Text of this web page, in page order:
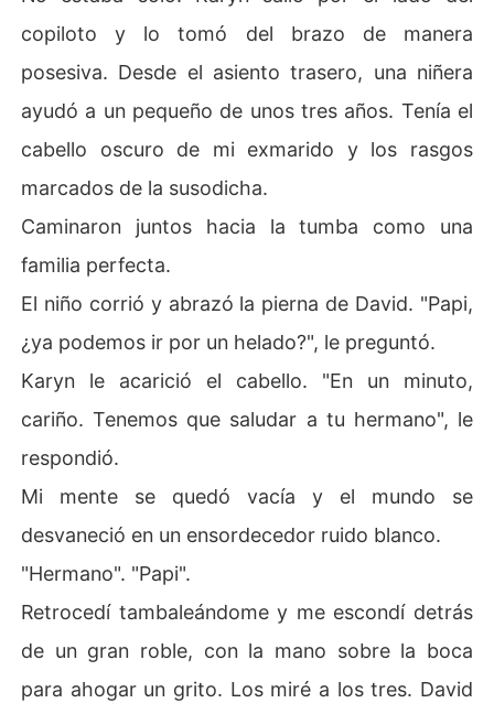
copiloto y lo tomó del brazo de manera
posesiva. Desde el asiento trasero, una niñera
ayudó a un pequeño de unos tres años. Tenía el
cabello oscuro de mi exmarido y los rasgos
marcados de la susodicha.
Caminaron juntos hacia la tumba como una
familia perfecta.
El niño corrió y abrazó la pierna de David. "Papi,
¿ya podemos ir por un helado?", le preguntó.
Karyn le acarició el cabello. "En un minuto,
cariño. Tenemos que saludar a tu hermano", le
respondió.
Mi mente se quedó vacía y el mundo se
desvaneció en un ensordecedor ruido blanco.
"Hermano". "Papi".
Retrocedí tambaleándome y me escondí detrás
de un gran roble, con la mano sobre la boca
para ahogar un grito. Los miré a los tres. David